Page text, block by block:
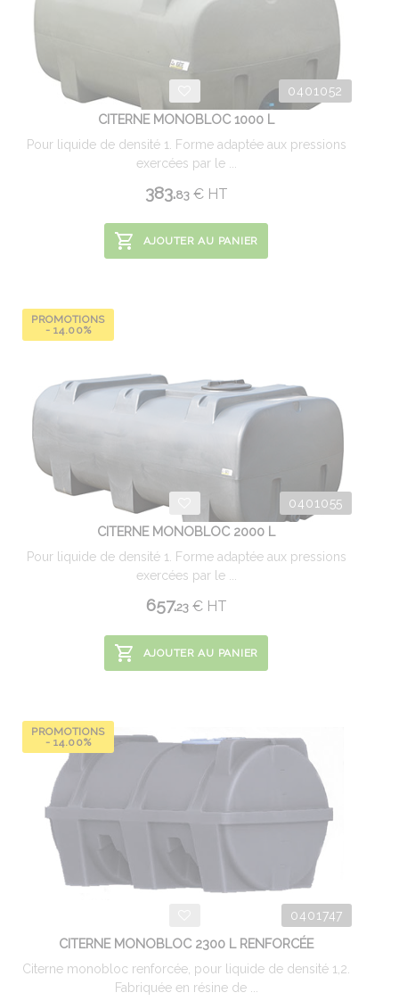
0401052
CITERNE MONOBLOC 1000 L
Pour liquide de densité 1. Forme adaptée aux pressions
exercées par le ...
383.83 €HT
AJOUTER AU PANIER
PROMOTIONS
- 14.00%
0401055
CITERNE MONOBLOC 2000 L
Pour liquide de densité 1. Forme adaptée aux pressions
exercées par le ...
657.23 €HT
AJOUTER AU PANIER
PROMOTIONS
- 14.00%
0401747
CITERNE MONOBLOC 2300 L RENFORCÉE
Citerne monobloc renforcée, pour liquide de densité 1,2.
Fabriquée en résine de ...